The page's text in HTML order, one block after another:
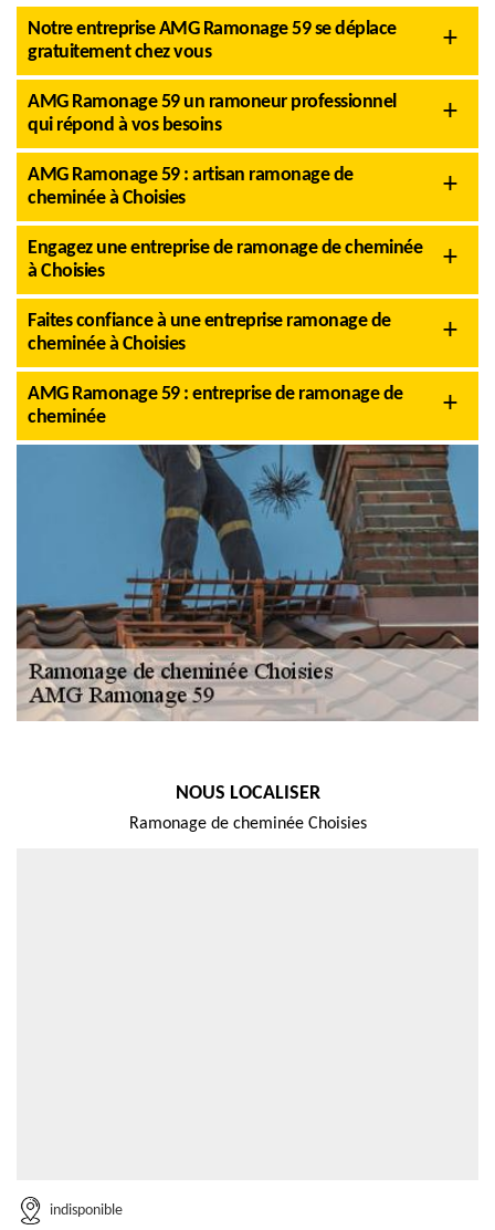
Notre entreprise AMG Ramonage 59 se déplace
gratuitement chez vous
AMG Ramonage 59 un ramoneur professionnel
qui répond à vos besoins
AMG Ramonage 59 : artisan ramonage de
cheminée à Choisies
Engagez une entreprise de ramonage de cheminée
à Choisies
Faites confiance à une entreprise ramonage de
cheminée à Choisies
AMG Ramonage 59 : entreprise de ramonage de
cheminée
NOUS LOCALISER
Ramonage de cheminée Choisies
indisponible